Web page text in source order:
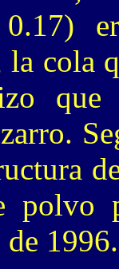
0.17)
cola
polvo
1996.